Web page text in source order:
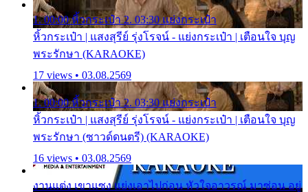
1. 00:00 หิ้วกระเป๋า 2. 03:30 แย่งกระเป๋า
หิ้วกระเป๋า | แสงสุรีย์ รุ่งโรจน์ - แย่งกระเป๋า | เตือนใจ บุญ
พระรักษา (KARAOKE)
17 views • 03.08.2569
1. 00:00 หิ้วกระเป๋า 2. 03:30 แย่งกระเป๋า
หิ้วกระเป๋า | แสงสุรีย์ รุ่งโรจน์ - แย่งกระเป๋า | เตือนใจ บุญ
พระรักษา (ซาวด์ดนตรี) (KARAOKE)
16 views • 03.08.2569
งานแต่ง เขาแซง แย่งเอาไปก่อน หัวใจอาวรณ์ มาซ่อน อยู่